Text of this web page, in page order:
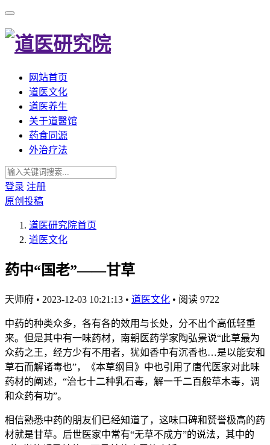
网站首页
道医文化
道医养生
关于道醫馆
药食同源
外治疗法
登录 注册
原创投稿
道医研究院首页
道医文化
药中“国老”——甘草
天师府 • 2023-12-03 10:21:13 • 道医文化 • 阅读 9722
中药的种类众多，各有各的效用与长处，分不出个高低轻重
来。但是其中有一味药材，南朝医药学家陶弘景说“此草最为
众药之王，经方少有不用者，犹如香中有沉香也…是以能安和
草石而解诸毒也”，《本草纲目》中也引用了唐代医家对此味
药材的阐述，“治七十二种乳石毒，解一千二百般草木毒，调
和众药有功”。
相信熟悉中药的朋友们已经知道了，这味口碑和赞誉极高的药
材就是甘草。后世医家中常有“无草不成方”的说法，其中的